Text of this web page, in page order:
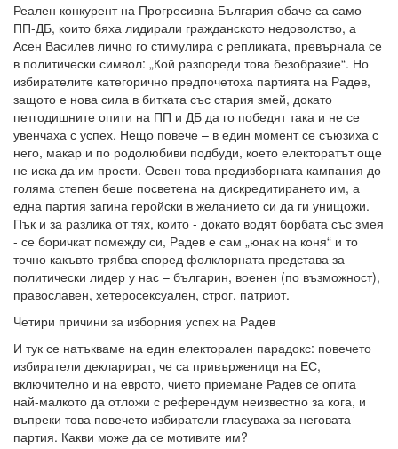
Реален конкурент на Прогресивна България обаче са само
ПП-ДБ, които бяха лидирали гражданското недоволство, а
Асен Василев лично го стимулира с репликата, превърнала се
в политически символ: „Кой разпореди това безобразие“. Но
избирателите категорично предпочетоха партията на Радев,
защото е нова сила в битката със стария змей, докато
петгодишните опити на ПП и ДБ да го победят така и не се
увенчаха с успех. Нещо повече – в един момент се съюзиха с
него, макар и по родолюбиви подбуди, което електоратът още
не иска да им прости. Освен това предизборната кампания до
голяма степен беше посветена на дискредитирането им, а
една партия загина геройски в желанието си да ги унищожи.
Пък и за разлика от тях, които - докато водят борбата със змея
- се боричкат помежду си, Радев е сам „юнак на коня“ и то
точно какъвто трябва според фолклорната представа за
политически лидер у нас – българин, военен (по възможност),
православен, хетеросексуален, строг, патриот.
Четири причини за изборния успех на Радев
И тук се натъкваме на един електорален парадокс: повечето
избиратели декларират, че са привърженици на ЕС,
включително и на еврото, чието приемане Радев се опита
най-малкото да отложи с референдум неизвестно за кога, и
въпреки това повечето избиратели гласуваха за неговата
партия. Какви може да се мотивите им?